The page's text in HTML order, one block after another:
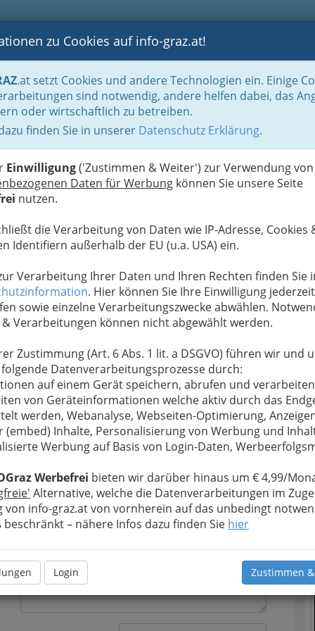
BLOGS FOTOS GASTRONOMIE BRANCHEN
zu Cookies auf info-graz.at!
.at setzt Cookies und andere Technologien ein. Einige
sind notwendig, andere helfen dabei, das
oder wirtschaftlich zu betreiben.
finden Sie in unserer Datenschutz Erklärung.
Einwilligung('Zustimmen & Weiter') zur Verwendung von
Daten für Werbung können Sie unsere Seite
nutzen.
die Verarbeitung von Daten wie IP-Adresse, Cookies
Identifiern außerhalb der EU (u.a. USA) ein.
Verarbeitung Ihrer Daten und Ihren Rechten finden Sie
. Hier können Sie Ihre Einwilligung jederzeit
sowie einzelne Verarbeitungszwecke abwählen.
& Verarbeitungen können nicht abgewählt werden.
Zustimmung (Art. 6 Abs. 1 lit. a DSGVO) führen wir und
Datenverarbeitungsprozesse durch:
auf einem Gerät speichern, abrufen und
von Geräteinformationen welche aktiv durch das
werden, Webanalyse, Webseiten-Optimierung,
(embed) Inhalte, Personalisierung von Werbung und
Werbung auf Basis von Login-Daten,
Werbefrei bieten wir darüber hinaus um € 4,99/
Alternative, welche die Datenverarbeitungen im
von info-graz.at von vornherein auf das unbedingt
beschränkt – nähere Infos dazu finden Sie hier
Login Zustimmen
Immobilienbüros, Immobilienmakler, Immobilienverwalter und
und
bewahren, verwenden wir an dieser Stelle zur
Ihre Nachricht wird nach dem Absenden
Immobilientreuhand-Projektentwicklungs- und
Meine Nachricht